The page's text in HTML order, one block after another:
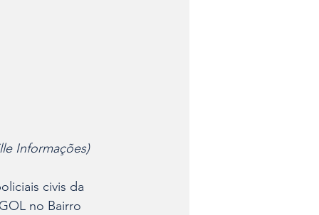
Informações)
civis da
no Bairro